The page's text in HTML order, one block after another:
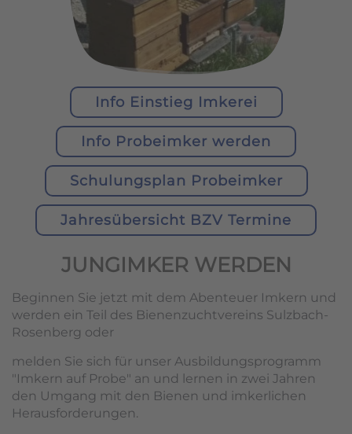
Info Einstieg Imkerei
Info Probeimker werden
Schulungsplan Probeimker
Jahresübersicht BZV Termine
JUNGIMKER WERDEN
Beginnen Sie jetzt mit dem Abenteuer Imkern und
werden ein Teil des Bienenzuchtvereins Sulzbach-
Rosenberg oder
melden Sie sich für unser Ausbildungsprogramm
"Imkern auf Probe" an und lernen in zwei Jahren
den Umgang mit den Bienen und imkerlichen
Herausforderungen.